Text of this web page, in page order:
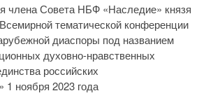
члена Совета НБФ «Наследие» князя
тематической конференции
диаспоры под названием
духовно-нравственных
российских
1 ноября 2023 года